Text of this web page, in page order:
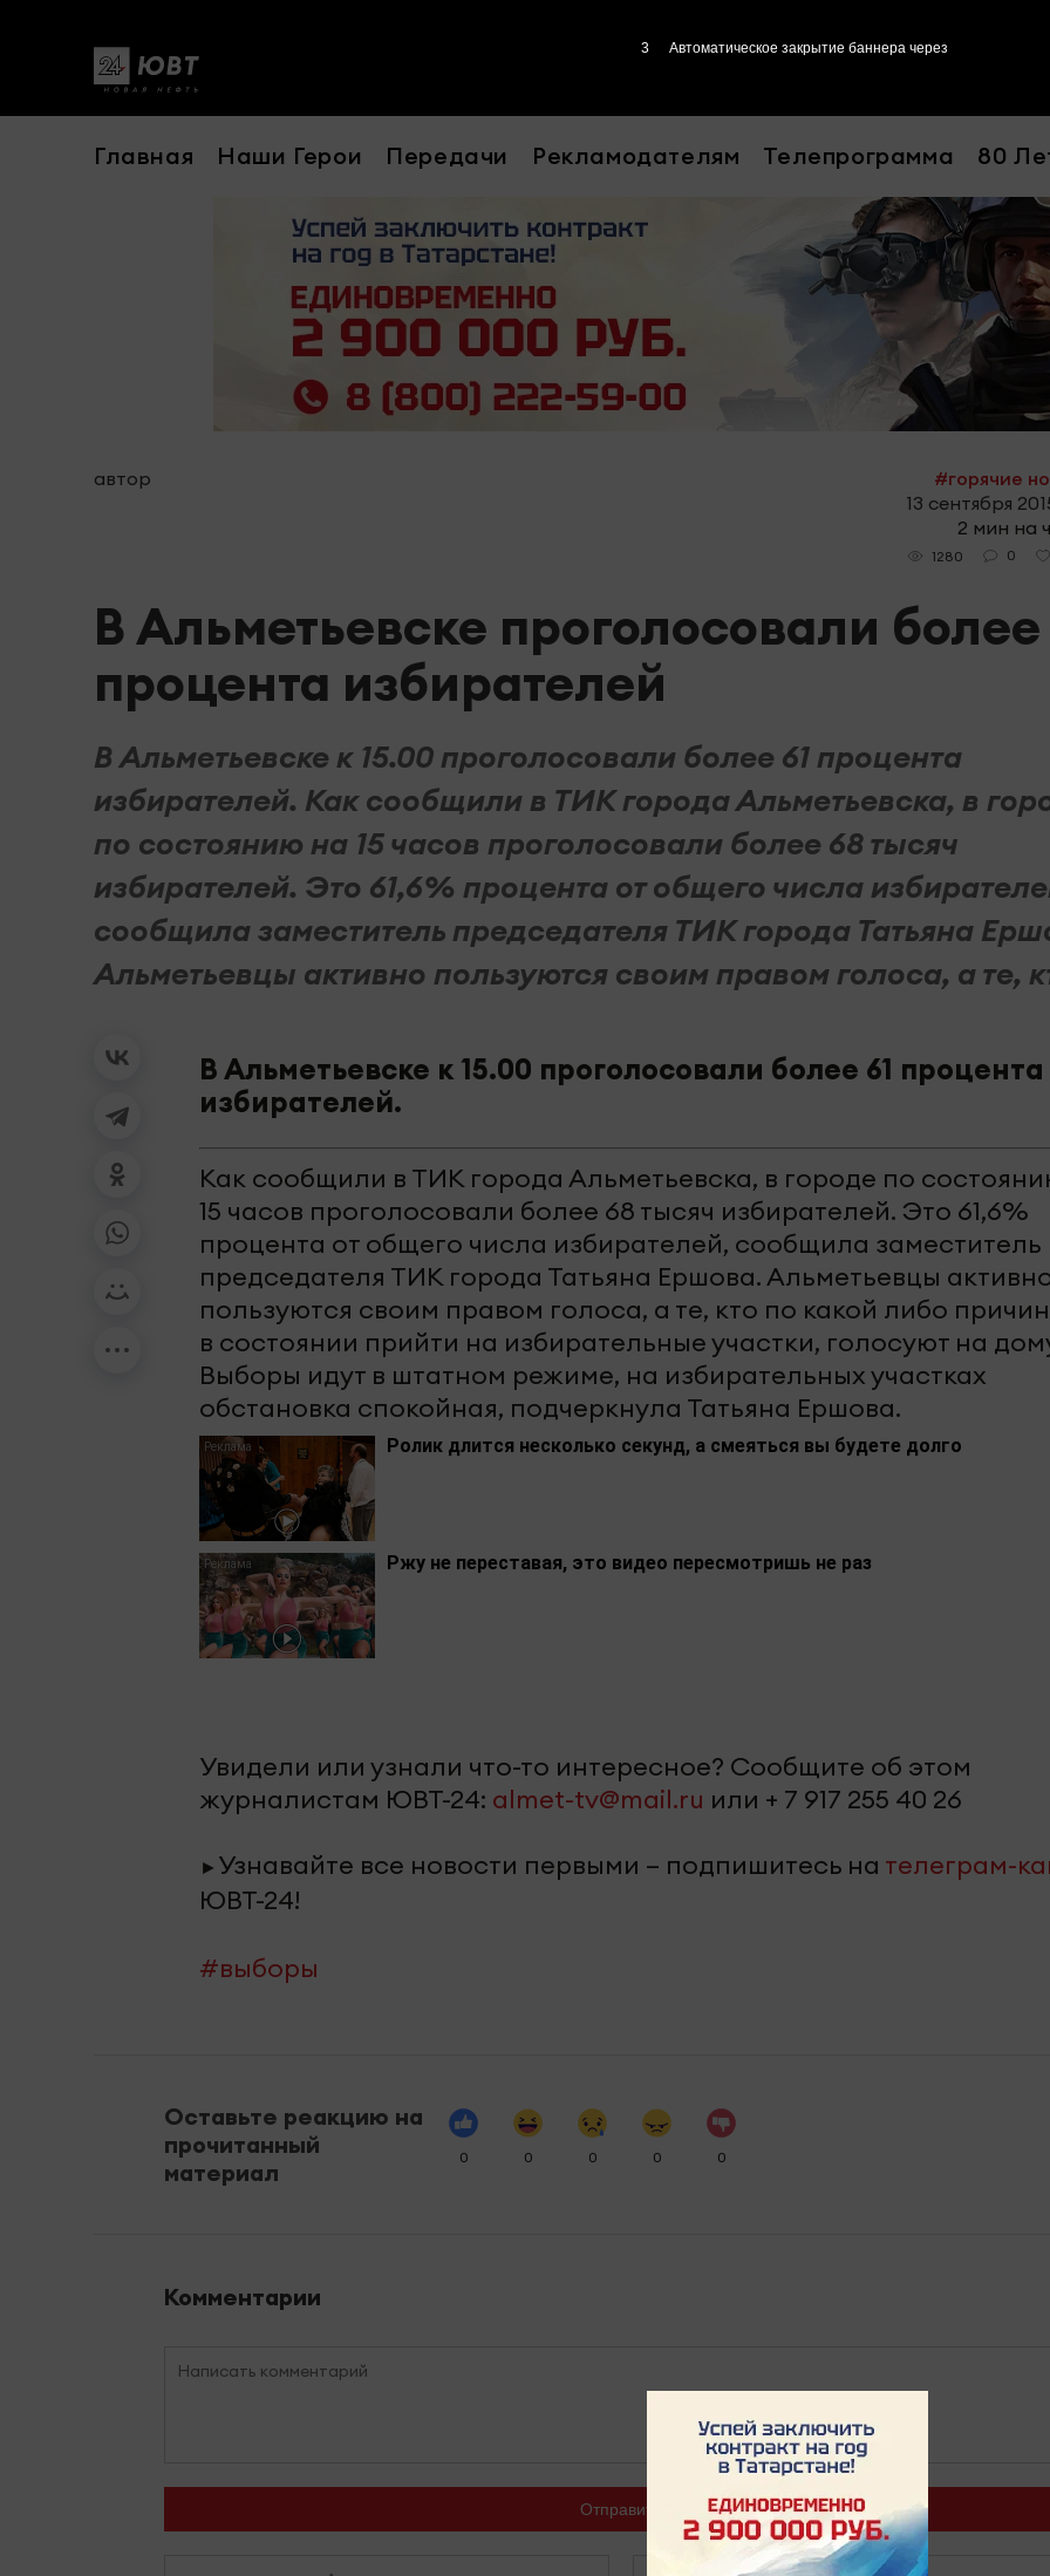
Главная Наши Герои Передачи Рекламодателям Телепрограмма 80
автор
#горячие
13 сентября
2 мин на
1280 0
В Альметьевске проголосовали более
процента избирателей
В Альметьевске к 15.00 проголосовали более 61 процента
избирателей. Как сообщили в ТИК города Альметьевска, в
по состоянию на 15 часов проголосовали более 68 тысяч
избирателей. Это 61,6% процента от общего числа
сообщила заместитель председателя ТИК города Татьяна
Альметьевцы активно пользуются своим правом голоса, а те,
В Альметьевске к 15.00 проголосовали более 61 процента
избирателей.
Как сообщили в ТИК города Альметьевска, в городе по
15 часов проголосовали более 68 тысяч избирателей. Это 61,6%
процента от общего числа избирателей, сообщила заместитель
председателя ТИК города Татьяна Ершова. Альметьевцы
пользуются своим правом голоса, а те, кто по какой либо
в состоянии прийти на избирательные участки, голосуют на
Выборы идут в штатном режиме, на избирательных участках
обстановка спокойная, подчеркнула Татьяна Ершова.
Ролик длится несколько секунд, а смеяться вы будете долго
Ржу не переставая, это видео пересмотришь не раз
Увидели или узнали что-то интересное? Сообщите об этом
журналистам ЮВТ-24: almet-tv@mail.ru или + 7 917 255 40 26
► Узнавайте все новости первыми – подпишитесь на телеграм-
ЮВТ-24!
#выборы
Оставьте реакцию на
прочитанный
материал
0 0 0 0 0
Комментарии
Отправить
2 Автоматическое закрытие баннера через